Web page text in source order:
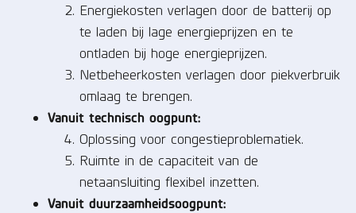
Energiekosten verlagen door de batterij op
te laden bij lage energieprijzen en te
ontladen bij hoge energieprijzen.
Netbeheerkosten verlagen door piekverbruik
omlaag te brengen.
Vanuit technisch oogpunt:
Oplossing voor congestieproblematiek.
Ruimte in de capaciteit van de
netaansluiting flexibel inzetten.
Vanuit duurzaamheidsoogpunt: